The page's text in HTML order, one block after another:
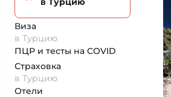
Виза
в Турцию
ПЦР и тесты на COVID
Страховка
в Турцию
Отели